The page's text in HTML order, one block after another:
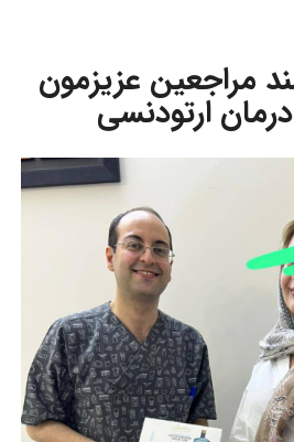
مراجعین عزیزمون
ارتودنسی